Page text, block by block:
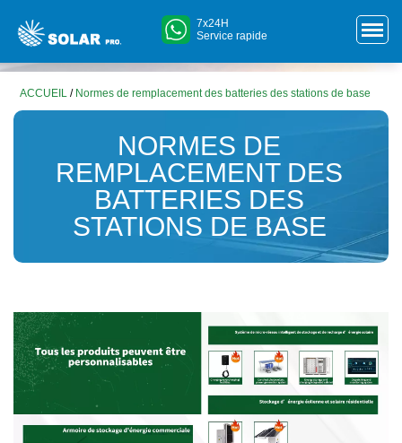
7x24H
Service rapide
ACCUEIL / Normes de remplacement des batteries des stations de base
NORMES DE
REMPLACEMENT DES
BATTERIES DES
STATIONS DE BASE